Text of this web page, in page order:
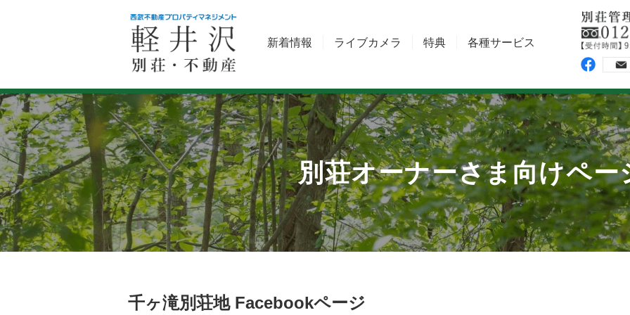
新着情報 ライブカメラ 特典 各種サービス
別荘オーナーさま向けペー
千ヶ滝別荘地 Facebookページ